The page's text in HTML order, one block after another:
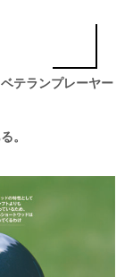
テランプレーヤー
。